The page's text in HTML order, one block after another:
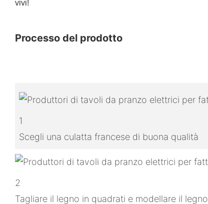
vivi!
Processo del prodotto
1
Scegli una culatta francese di buona qualità
2
Tagliare il legno in quadrati e modellare il legno